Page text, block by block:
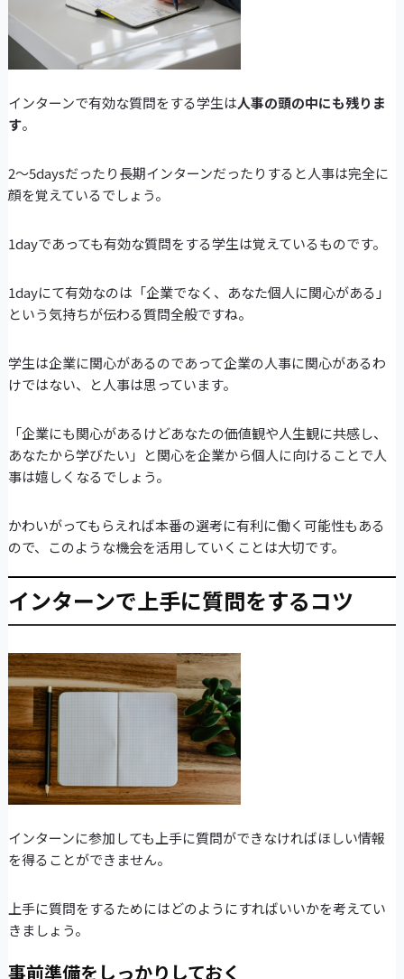
インターンで有効な質問をする学生は人事の頭の中にも残りま
す。
2～5daysだったり長期インターンだったりすると人事は完全に
顔を覚えているでしょう。
1dayであっても有効な質問をする学生は覚えているものです。
1dayにて有効なのは「企業でなく、あなた個人に関心がある」
という気持ちが伝わる質問全般ですね。
学生は企業に関心があるのであって企業の人事に関心があるわ
けではない、と人事は思っています。
「企業にも関心があるけどあなたの価値観や人生観に共感し、
あなたから学びたい」と関心を企業から個人に向けることで人
事は嬉しくなるでしょう。
かわいがってもらえれば本番の選考に有利に働く可能性もある
ので、このような機会を活用していくことは大切です。
インターンで上手に質問をするコツ
インターンに参加しても上手に質問ができなければほしい情報
を得ることができません。
上手に質問をするためにはどのようにすればいいかを考えてい
きましょう。
事前準備をしっかりしておく